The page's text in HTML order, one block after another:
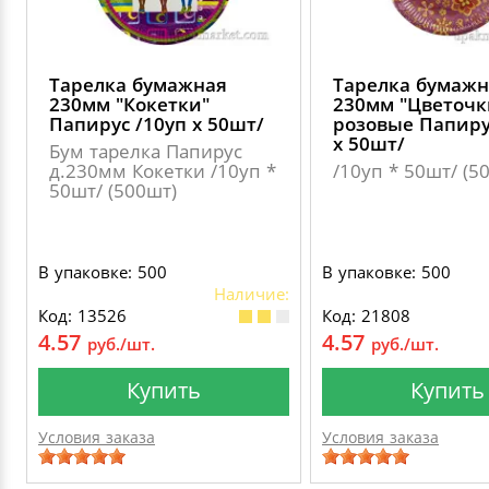
Тарелка бумажная
230мм "Кокетки"
Папирус /10уп х 50шт/
Бум тарелка Папирус
д.230мм Кокетки /10уп *
50шт/ (500шт)
В упаковке: 500
Наличие:
Код: 13526
4.57 руб./шт.
Купить
Условия заказа
Тарелка
230мм
розовые
х 50шт/
/10уп * 50шт/
В упаковке: 500
Код: 21808
4.57 руб./шт.
Купить
Условия заказа